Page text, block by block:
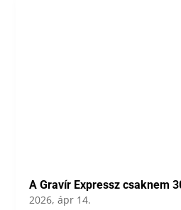
A Gravír Expressz csaknem
2026, ápr 14.